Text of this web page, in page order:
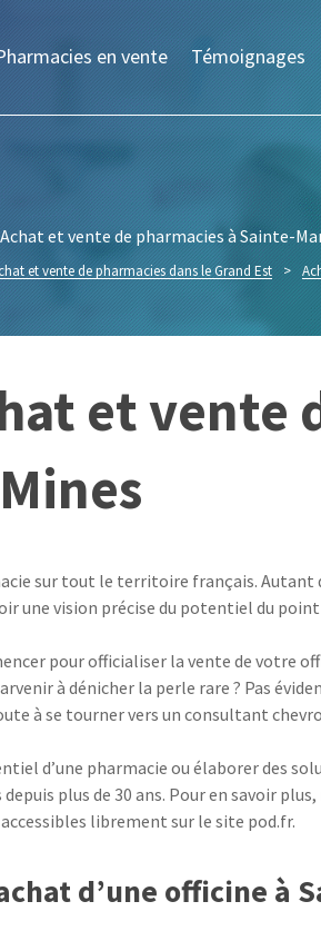
en vente Témoignages
Achat et vente de pharmacies à Sainte-
et vente de pharmacies dans le Grand Est >
et vente
sur tout le territoire français.
une vision précise du potentiel du
pour officialiser la vente de votre
à dénicher la perle rare ? Pas
à se tourner vers un consultant
d’une pharmacie ou élaborer des
plus de 30 ans. Pour en savoir
accessibles librement sur le site pod.fr.
d’une officine à